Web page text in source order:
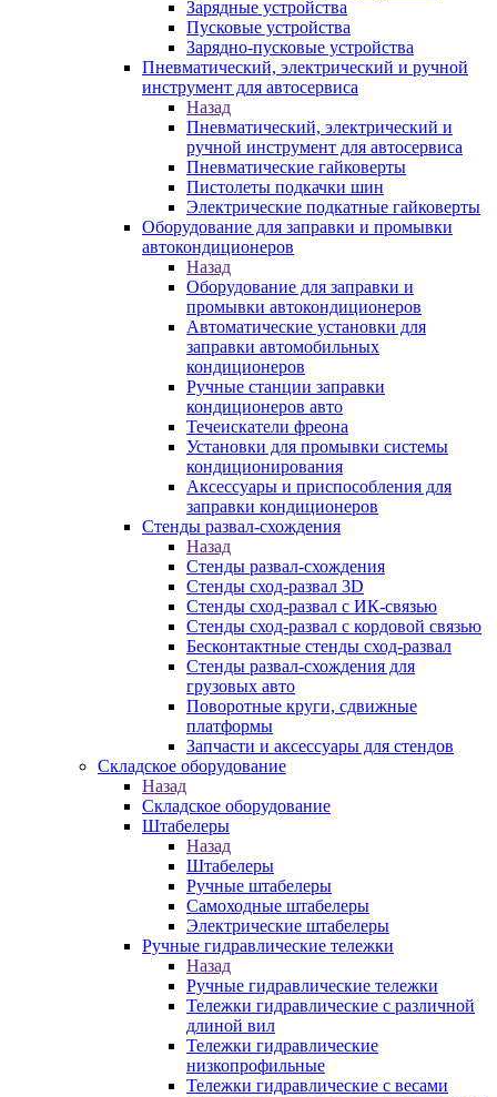
Зарядные устройства
Пусковые устройства
Зарядно-пусковые устройства
Пневматический, электрический и ручной
инструмент для автосервиса
Назад
Пневматический, электрический и
ручной инструмент для автосервиса
Пневматические гайковерты
Пистолеты подкачки шин
Электрические подкатные гайковерты
Оборудование для заправки и промывки
автокондиционеров
Назад
Оборудование для заправки и
промывки автокондиционеров
Автоматические установки для
заправки автомобильных
кондиционеров
Ручные станции заправки
кондиционеров авто
Течеискатели фреона
Установки для промывки системы
кондиционирования
Аксессуары и приспособления для
заправки кондиционеров
Стенды развал-схождения
Назад
Стенды развал-схождения
Стенды сход-развал 3D
Стенды сход-развал с ИК-связью
Стенды сход-развал с кордовой связью
Бесконтактные стенды сход-развал
Стенды развал-схождения для
грузовых авто
Поворотные круги, сдвижные
платформы
Запчасти и аксессуары для стендов
Складское оборудование
Назад
Складское оборудование
Штабелеры
Назад
Штабелеры
Ручные штабелеры
Самоходные штабелеры
Электрические штабелеры
Ручные гидравлические тележки
Назад
Ручные гидравлические тележки
Тележки гидравлические с различной
длиной вил
Тележки гидравлические
низкопрофильные
Тележки гидравлические с весами